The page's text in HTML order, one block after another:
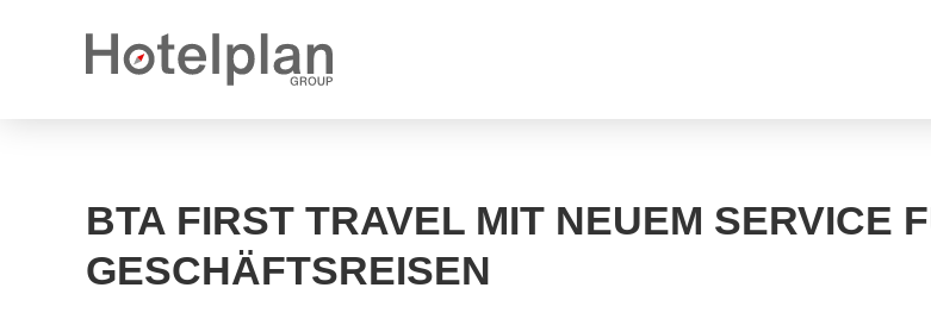
Jahresberichte
Logos
Offene Stellen
Offene Lehrstellen
BTA FIRST TRAVEL MIT NEUEM SERVICE
GESCHÄFTSREISEN